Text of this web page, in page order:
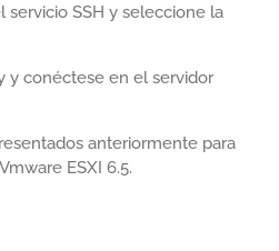
servicio SSH y seleccione la
y conéctese en el servidor
anteriormente para
ESXI 6.5.